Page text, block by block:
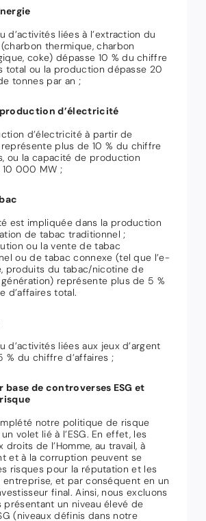
d’activités liées à l’extraction du
thermique, charbon
coke) dépasse 10 % du chiffre
total ou la production dépasse 20
tonnes par an ;
d’électricité
d’électricité à partir de
plus de 10 % du chiffre
ou la capacité de production
10 000 MW ;
est impliquée dans la production
de tabac traditionnel ;
ou la vente de tabac
ou de tabac connexe (tel que l’e-
produits du tabac/nicotine de
représente plus de 5 %
d’affaires total.
d’activités liées aux jeux d’argent
% du chiffre d’affaires ;
base de controverses ESG et
notre politique de risque
volet lié à l’ESG. En effet, les
droits de l’Homme, au travail, à
et à la corruption peuvent se
risques pour la réputation et les
entreprise, et par conséquent en un
final. Ainsi, nous excluons
présentant un niveau élevé de
(niveaux définis dans notre